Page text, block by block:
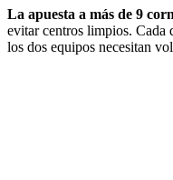
La apuesta a más de 9
evitar centros limpios. Cada
los dos equipos necesitan